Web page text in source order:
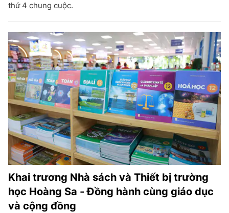
thứ 4 chung cuộc.
Khai trương Nhà sách và Thiết bị trường
học Hoàng Sa - Đồng hành cùng giáo dục
và cộng đồng